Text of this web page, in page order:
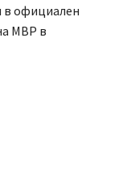
в официален
МВР в